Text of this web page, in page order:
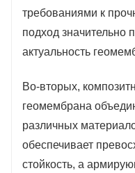
требованиями к
подход значительно
актуальность
Во-вторых,
геомембрана
различных
обеспечивает
стойкость, а